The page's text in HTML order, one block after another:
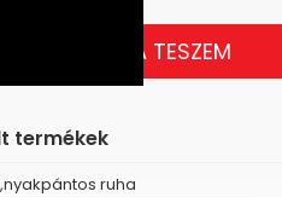
KOSÁRBA TESZEM
termékek
ruha